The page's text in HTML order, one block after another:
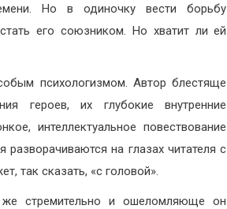
Но в одиночку вести борьбу
его союзником. Но хватит ли ей
психологизмом. Автор блестяще
героев, их глубокие внутренние
интеллектуальное повествование
на глазах читателя с
так сказать, «с головой».
стремительно и ошеломляюще он